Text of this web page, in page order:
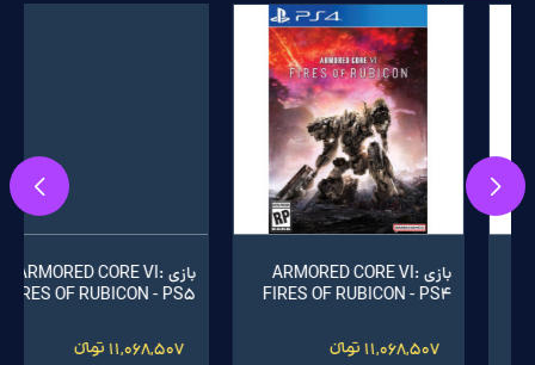
بازی ARMORED CORE VI:
FIRES OF RUBICON - PS5
11,068,507 تومانءءء
بازی ARMORED CORE VI:
FIRES OF RUBICON - XBOX
11,398,100 تومانءءء